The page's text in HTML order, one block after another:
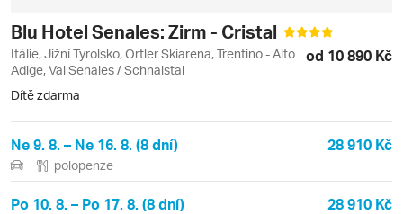
Blu Hotel Senales: Zirm - Cristal
Itálie, Jižní Tyrolsko, Ortler Skiarena, Trentino - Alto
Adige, Val Senales / Schnalstal
od 10 890 Kč
Dítě zdarma
Ne 9. 8. – Ne 16. 8. (8 dní) 28 910 Kč
polopenze
Po 10. 8. – Po 17. 8. (8 dní) 28 910 Kč